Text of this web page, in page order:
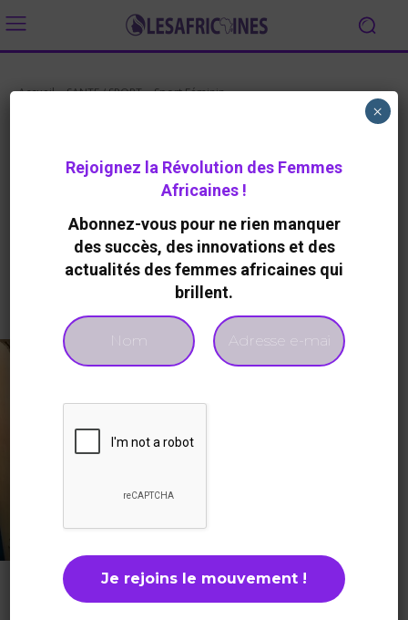
Accueil SANTE / SPORT Sport Féminin
loi pour favoriser l’emploi des
Redaction 23 Janvier 2023
Twitter
Rejoignez la Révolution des Femmes
Africaines !
Abonnez-vous pour ne rien manquer
des succès, des innovations et des
actualités des femmes africaines qui
brillent.
×